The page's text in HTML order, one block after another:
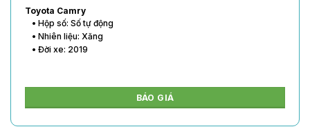
Toyota Vios
• Hộp số: Số tự động
• Nhiên liệu: Xăng
• Đời xe: 2020
BÁO GIÁ